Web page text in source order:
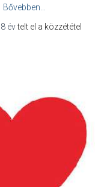
Bővebben…
8 évtelt el a közzététel